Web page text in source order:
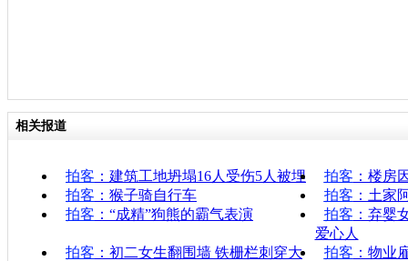
相关报道
拍客 ：建筑工地坍塌16人受伤5人被埋 拍客 ：楼房
拍客 ：猴子骑自行车 拍客 ：土家
拍客 ：“成精”狗熊的霸气表演 拍客 ：弃婴
爱心人
拍客 ：初二女生翻围墙 铁栅栏刺穿大
拍客 ：物业